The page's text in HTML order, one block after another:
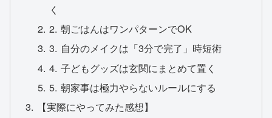
く
2. 朝ごはんはワンパターンでOK
3. 自分のメイクは「3分で完了」時短術
4. 子どもグッズは玄関にまとめて置く
5. 朝家事は極力やらないルールにする
【実際にやってみた感想】